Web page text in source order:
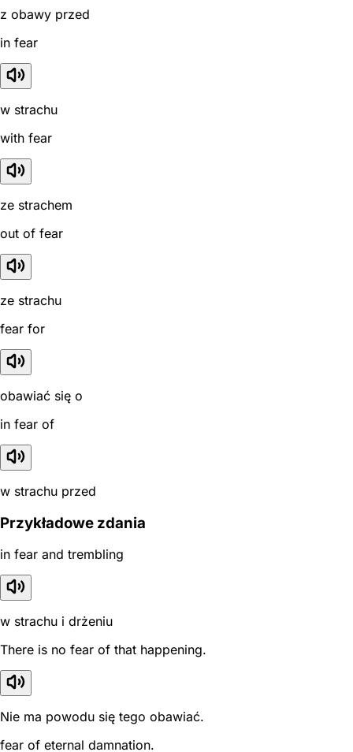
z obawy przed
in fear
w strachu
with fear
ze strachem
out of fear
ze strachu
fear for
obawiać się o
in fear of
w strachu przed
Przykładowe zdania
in fear and trembling
w strachu i drżeniu
There is no fear of that happening.
Nie ma powodu się tego obawiać.
fear of eternal damnation.